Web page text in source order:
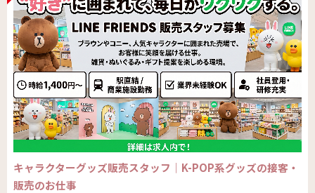
キャラクターグッズ販売スタッフ｜K-POP系グッズの接客・
販売のお仕事